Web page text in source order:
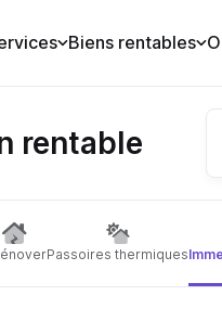
Biens rentables
rentable
Passoires thermiques